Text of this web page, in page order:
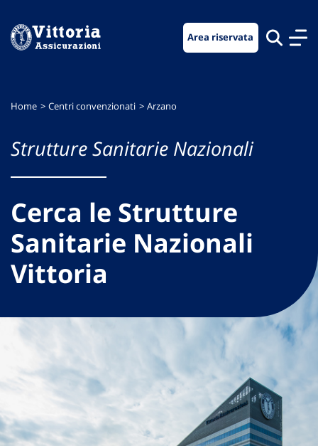
menu
contenuto
footer
Area riservata
Home Centri convenzionati Arzano
Strutture Sanitarie Nazionali
Cerca le Strutture
Sanitarie Nazionali
Vittoria